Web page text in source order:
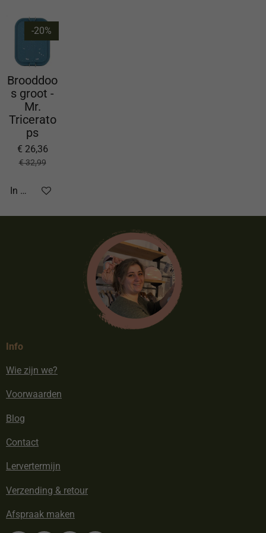
-20%
Brooddoo
s groot -
Mr.
Tricerato
ps
€ 26,36
€ 32,99
In winkelwagen
Info
Wie zijn we?
Voorwaarden
Blog
Contact
Lervertermijn
Verzending & retour
Afspraak maken